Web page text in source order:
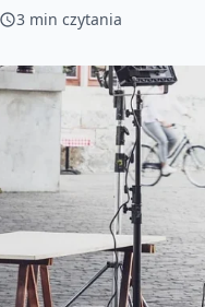
3 min czytania